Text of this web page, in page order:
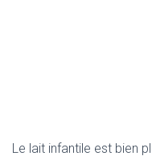
Le lait infantile est bien